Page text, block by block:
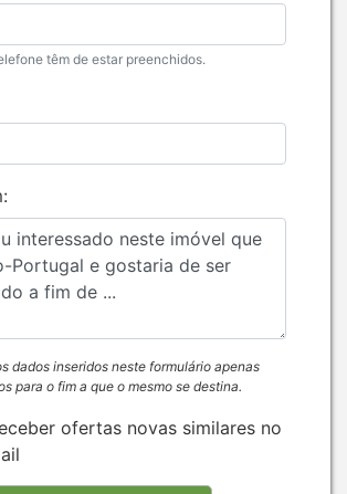
têm de estar preenchidos.
dados inseridos neste formulário apenas
para o fim a que o mesmo se destina.
ofertas novas similares no